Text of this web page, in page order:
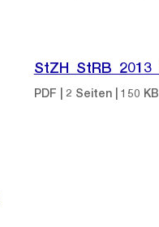
PDF | 2 Seiten | 150 KB